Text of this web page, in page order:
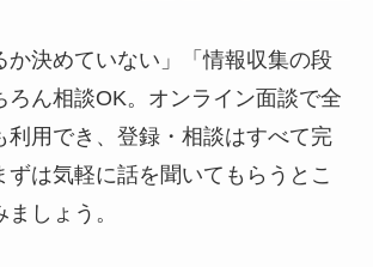
か決めていない」「情報収集の段
ろん相談OK。オンライン面談で全
利用でき、登録・相談はすべて完
ずは気軽に話を聞いてもらうとこ
しょう。